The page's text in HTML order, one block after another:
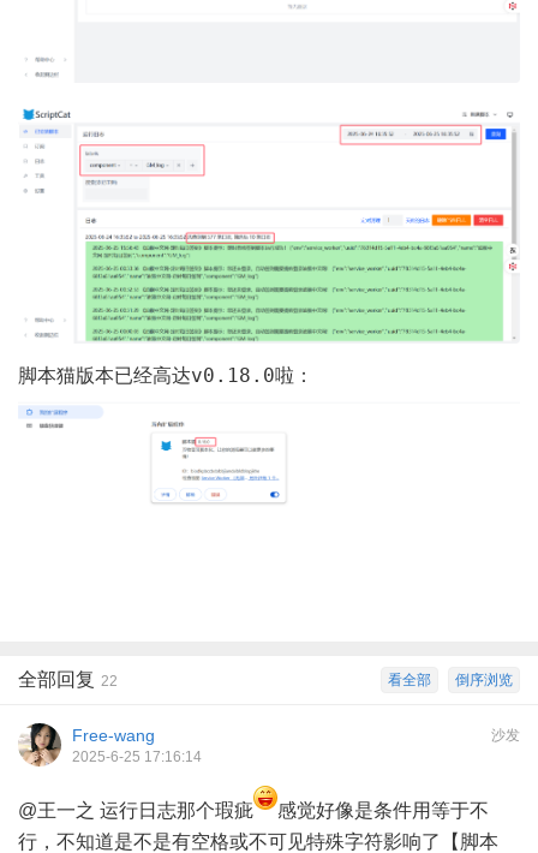
脚本猫版本已经高达v0.18.0啦：
倒序浏览
看全部
全部回复 22
沙发
Free-wang
2025-6-25 17:16:14
@王一之 运行日志那个瑕疵
感觉好像是条件用等于不
行，不知道是不是有空格或不可见特殊字符影响了【脚本